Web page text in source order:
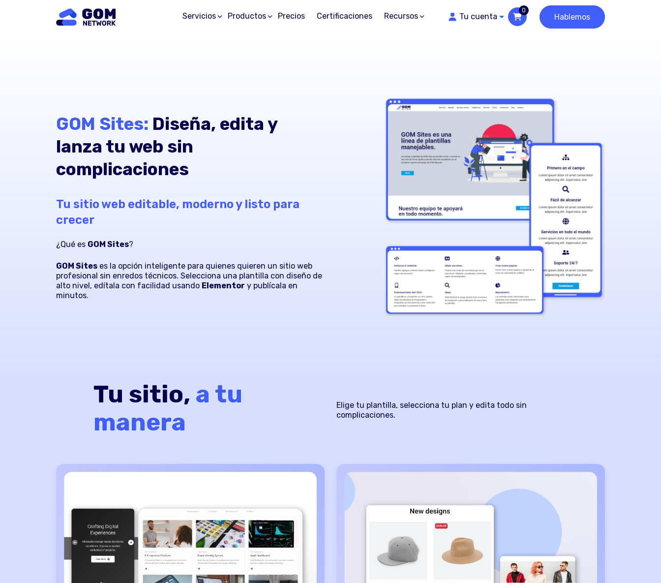
Servicios Productos Precios Certificaciones Recursos Tu cuenta
0
Hablemos
GOM Sites: Diseña, edita y
lanza tu web sin
complicaciones
Tu sitio web editable, moderno y listo para
crecer
¿Qué es GOM Sites?
GOM Sites es la opción inteligente para quienes quieren un sitio web
profesional sin enredos técnicos. Selecciona una plantilla con diseño de
alto nivel, edítala con facilidad usando Elementor y publícala en
minutos.
Tu sitio, a tu
manera
Elige tu plantilla, selecciona tu plan y edita todo sin
complicaciones.